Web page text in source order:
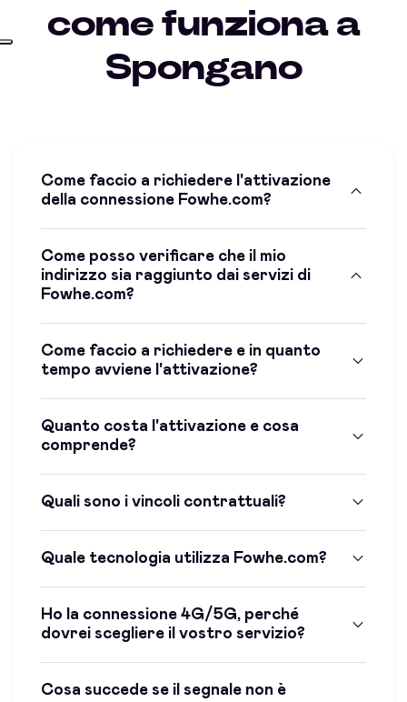
come funziona a
Spongano
Come faccio a richiedere l'attivazione
della connessione Fowhe.com?
Come posso verificare che il mio
indirizzo sia raggiunto dai servizi di
Fowhe.com?
Come faccio a richiedere e in quanto
tempo avviene l'attivazione?
Quanto costa l'attivazione e cosa
comprende?
Quali sono i vincoli contrattuali?
Quale tecnologia utilizza Fowhe.com?
Ho la connessione 4G/5G, perché
dovrei scegliere il vostro servizio?
Cosa succede se il segnale non è